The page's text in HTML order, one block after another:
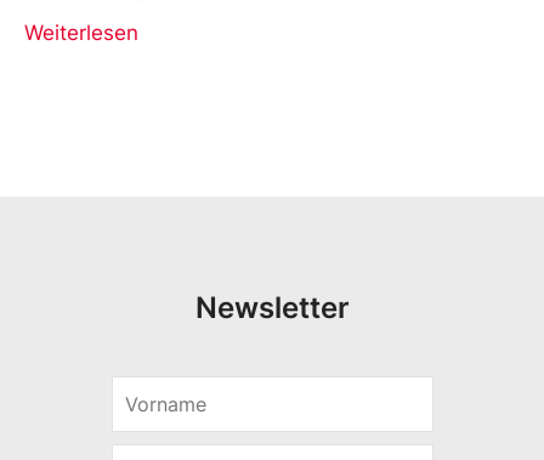
Weiterlesen
Newsletter
r